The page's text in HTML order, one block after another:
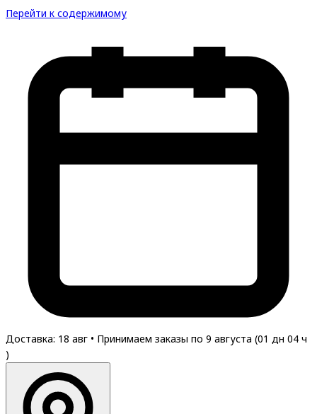
Перейти к содержимому
Доставка: 18 авг • Принимаем заказы по 9 августа (01 дн 04 ч
)